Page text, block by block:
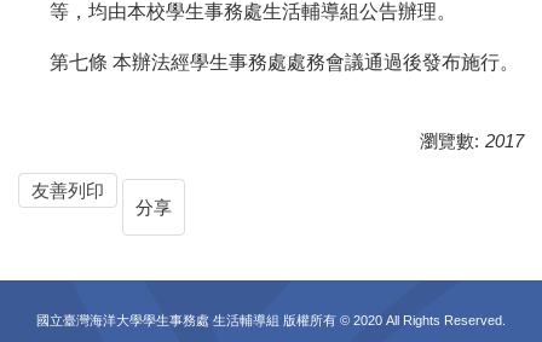
等，均由本校學生事務處生活輔導組公告辦理。
第七條 本辦法經學生事務處處務會議通過後發布施行。
瀏覽數: 2017
友善列印
分享
國立臺灣海洋大學學生事務處 生活輔導組 版權所有 © 2020 All Rights Reserved.